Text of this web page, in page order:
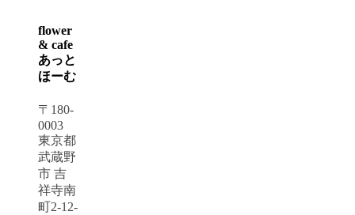
flower
& cafe
あっと
ほーむ
〒180-
0003
東京都
武蔵野
市 吉
祥寺南
町2-12-